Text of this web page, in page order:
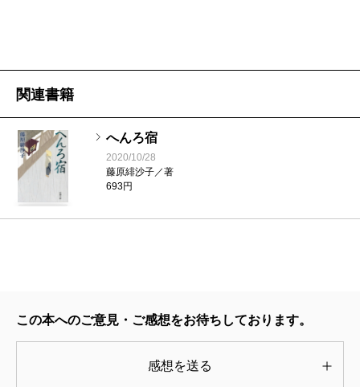
関連書籍
へんろ宿
2020/10/28
藤原緋沙子／著
693円
この本へのご意見・ご感想をお待ちしております。
感想を送る